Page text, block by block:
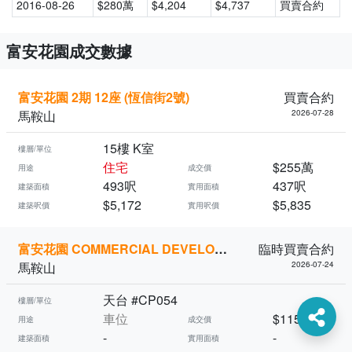
2016-08-26 $280萬 $4,204 $4,737 買賣合約
富安花園成交數據
富安花園 2期 12座 (恆信街2號)
買賣合約
馬鞍山
2026-07-28
樓層/單位 15樓 K室
用途 住宅 成交價 $255萬
建築面積 493呎 實用面積 437呎
建築呎價 $5,172 實用呎價 $5,835
富安花園 COMMERCIAL DEVELOP (恆信街2號)
臨時買賣合約
馬鞍山
2026-07-24
樓層/單位 天台 #CP054
用途 車位 成交價 $115萬
建築面積 - 實用面積 -